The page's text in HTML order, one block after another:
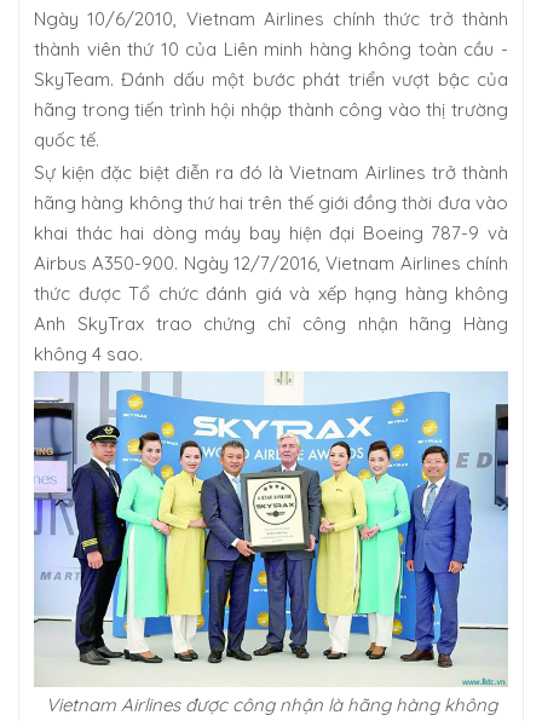
Ngày 10/6/2010, Vietnam Airlines chính thức trở thành
thành viên thứ 10 của Liên minh hàng không toàn cầu -
SkyTeam. Đánh dấu một bước phát triển vượt bậc của
hãng trong tiến trình hội nhập thành công vào thị trường
quốc tế.
Sự kiện đặc biệt điễn ra đó là Vietnam Airlines trở thành
hãng hàng không thứ hai trên thế giới đồng thời đưa vào
khai thác hai dòng máy bay hiện đại Boeing 787-9 và
Airbus A350-900. Ngày 12/7/2016, Vietnam Airlines chính
thức được Tổ chức đánh giá và xếp hạng hàng không
Anh SkyTrax trao chứng chỉ công nhận hãng Hàng
không 4 sao.
Vietnam Airlines được công nhận là hãng hàng không